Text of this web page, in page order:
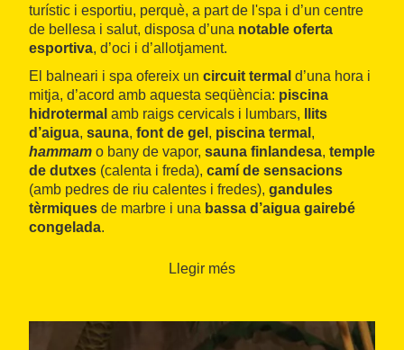
turístic i esportiu, perquè, a part de l'spa i d’un centre
de bellesa i salut, disposa d’una notable oferta
esportiva, d’oci i d’allotjament.
El balneari i spa ofereix un circuit termal d’una hora i
mitja, d’acord amb aquesta seqüència: piscina
hidrotermal amb raigs cervicals i lumbars,
llits
d’aigua, sauna, font de gel , piscina termal ,
hammam o bany de vapor, sauna finlandesa, temple
de dutxes (calenta i freda), camí de sensacions
(amb pedres de riu calentes i fredes), gandules
tèrmiques de marbre i una bassa d’aigua gairebé
congelada.
, tant de tradició occidental com oriental.
i de més inusuals, com els
de te verd, de gingebre o
Llegir més